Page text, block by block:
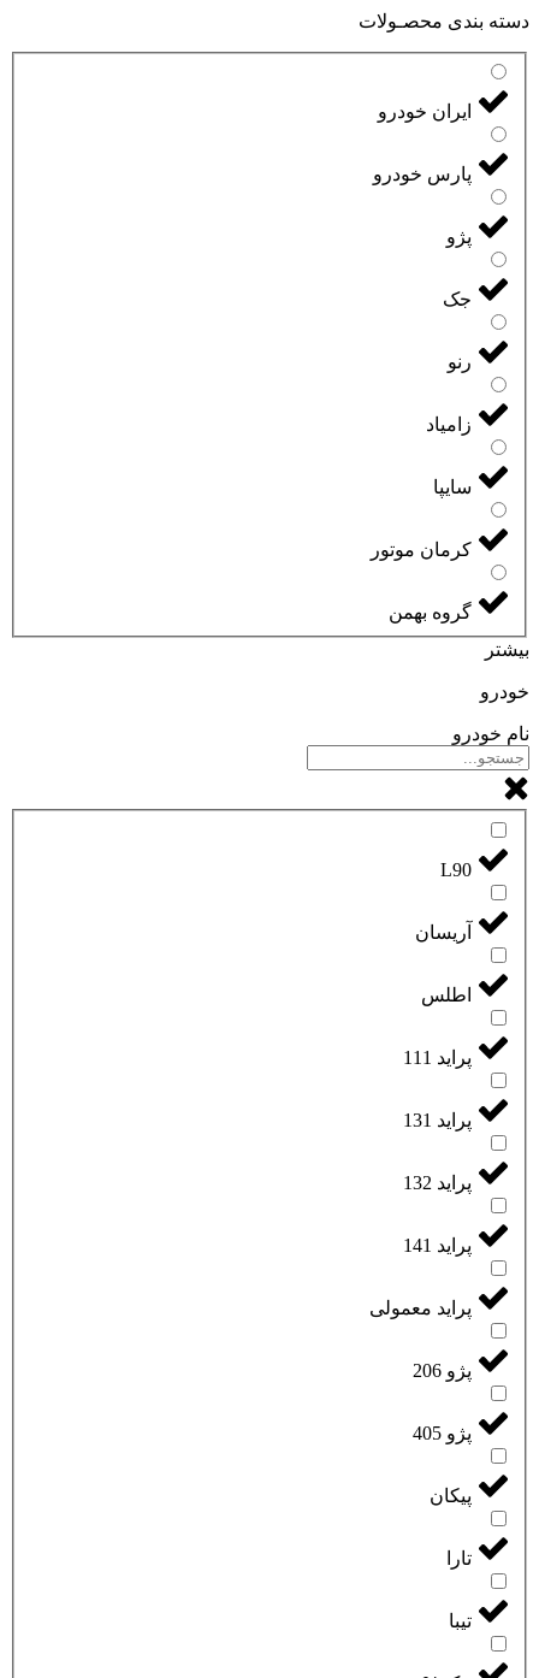
دسته بندی محصـولات
ایران خودرو
پارس خودرو
پژو
جک
رنو
زامیاد
سایپا
کرمان موتور
گروه بهمن
بیشتر
خودرو
نام خودرو
L90
آریسان
اطلس
پراید 111
پراید 131
پراید 132
پراید 141
پراید معمولی
پژو 206
پژو 405
پیکان
تارا
تیبا